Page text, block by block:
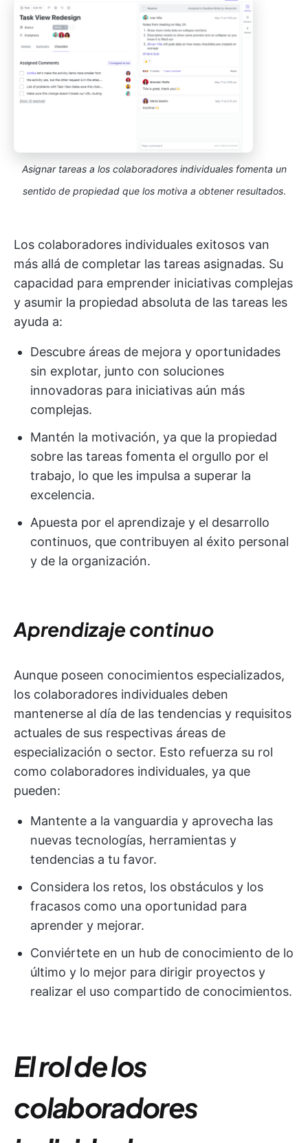
Asignar tareas a los colaboradores individuales fomenta un
sentido de propiedad que los motiva a obtener resultados.
Los colaboradores individuales exitosos van
más allá de completar las tareas asignadas. Su
capacidad para emprender iniciativas complejas
y asumir la propiedad absoluta de las tareas les
ayuda a:
Descubre áreas de mejora y oportunidades
sin explotar, junto con soluciones
innovadoras para iniciativas aún más
complejas.
Mantén la motivación, ya que la propiedad
sobre las tareas fomenta el orgullo por el
trabajo, lo que les impulsa a superar la
excelencia.
Apuesta por el aprendizaje y el desarrollo
continuos, que contribuyen al éxito personal
y de la organización.
Aprendizaje continuo
Aunque poseen conocimientos especializados,
los colaboradores individuales deben
mantenerse al día de las tendencias y requisitos
actuales de sus respectivas áreas de
especialización o sector. Esto refuerza su rol
como colaboradores individuales, ya que
pueden:
Mantente a la vanguardia y aprovecha las
nuevas tecnologías, herramientas y
tendencias a tu favor.
Considera los retos, los obstáculos y los
fracasos como una oportunidad para
aprender y mejorar.
Conviértete en un hub de conocimiento de lo
último y lo mejor para dirigir proyectos y
realizar el uso compartido de conocimientos.
El rol de los
colaboradores